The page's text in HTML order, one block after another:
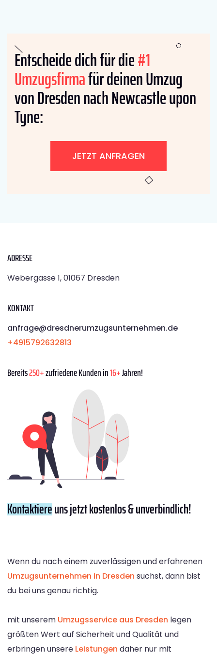
Entscheide dich für die#1
Umzugsfirmafür deinen Umzug
von Dresden nach Newcastle upon
Tyne:
JETZT ANFRAGEN
ADRESSE
Webergasse 1, 01067 Dresden
KONTAKT
anfrage@dresdnerumzugsunternehmen.de
+4915792632813
Bereits250+zufriedene Kunden in16+Jahren!
Kontaktiereuns jetzt kostenlos & unverbindlich!
Wenn du nach einem zuverlässigen und erfahrenen
Umzugsunternehmen in Dresden suchst, dann bist
du bei uns genau richtig.
mit unserem Umzugsservice aus Dresden legen
größten Wert auf Sicherheit und Qualität und
erbringen unsere Leistungen daher nur mit